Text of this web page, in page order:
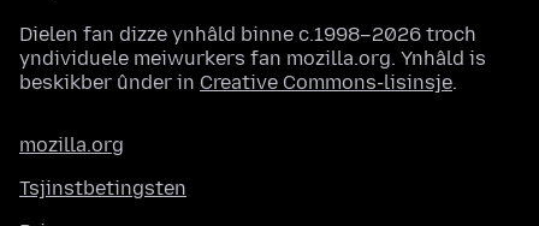
Dielen fan dizze ynhâld binne c.1998–2026 troch
yndividuele meiwurkers fan mozilla.org. Ynhâld is
beskikber ûnder in Creative Commons-lisinsje.
mozilla.org
Tsjinstbetingsten